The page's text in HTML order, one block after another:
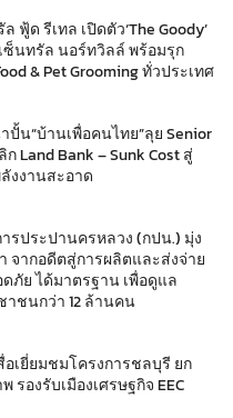
ฟู้ด รีเทล เปิดตัว‘The Goody’
นทรัล นอร์ทวิลล์ พร้อมรุก
& Pet Grooming ทั่วประเทศ
ปั้น“บ้านเพื่อคนไทย”ลุย Senior
Land Bank – Sunk Cost สู่
งงานสะอาด
รประปานครหลวง (กปน.) มุ่ง
ากอดีตสู่การผลิตและส่งจ่าย
ภัย ได้มาตรฐาน เพื่อดูแล
ชนกว่า 12 ล้านคน
เยี่ยมชมโครงการชลบุรี ยก
องรับเมืองเศรษฐกิจ EEC